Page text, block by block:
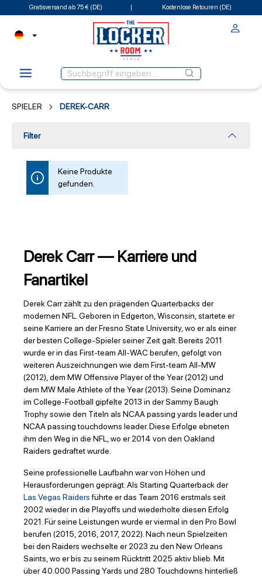
Gratisversand ab 75 € (DE) Kostenlose Retouren (DE)
SPIELER DEREK-CARR
Filter
Keine Produkte
gefunden.
Derek Carr — Karriere und
Fanartikel
Derek Carr zählt zu den prägenden Quarterbacks der
modernen NFL. Geboren in Edgerton, Wisconsin, startete er
seine Karriere an der Fresno State University, wo er als einer
der besten College-Spieler seiner Zeit galt. Bereits 2011
wurde er in das First-team All-WAC berufen, gefolgt von
weiteren Auszeichnungen wie dem First-team All-MW
(2012), dem MW Offensive Player of the Year (2012) und
dem MW Male Athlete of the Year (2013). Seine Dominanz
im College-Football gipfelte 2013 in der Sammy Baugh
Trophy sowie den Titeln als NCAA passing yards leader und
NCAA passing touchdowns leader. Diese Erfolge ebneten
ihm den Weg in die NFL, wo er 2014 von den Oakland
Raiders gedraftet wurde.
Seine professionelle Laufbahn war von Höhen und
Herausforderungen geprägt. Als Starting Quarterback der
Las Vegas Raidersführte er das Team 2016 erstmals seit
2002 wieder in die Playoffs und wiederholte diesen Erfolg
2021. Für seine Leistungen wurde er viermal in den Pro Bowl
berufen (2015, 2016, 2017, 2022). Nach neun Spielzeiten
bei den Raiders wechselte er 2023 zu den New Orleans
Saints, wo er bis zu seinem Rücktritt 2025 aktiv blieb. Mit
über 40.000 Passing Yards und 280 Touchdowns hinterließ